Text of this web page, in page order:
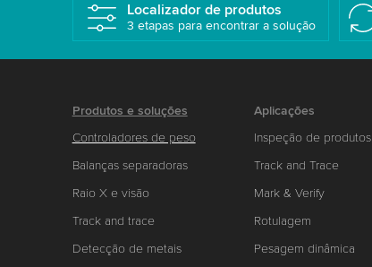
Localizador de produtos
3 etapas para encontrar a solução
Produtos e soluções
Controladores de peso
Balanças separadoras
Raio X e visão
Track and trace
Detecção de metais
Aplicações
Inspeção de produtos
Track and Trace
Mark & Verify
Rotulagem
Pesagem dinâmica